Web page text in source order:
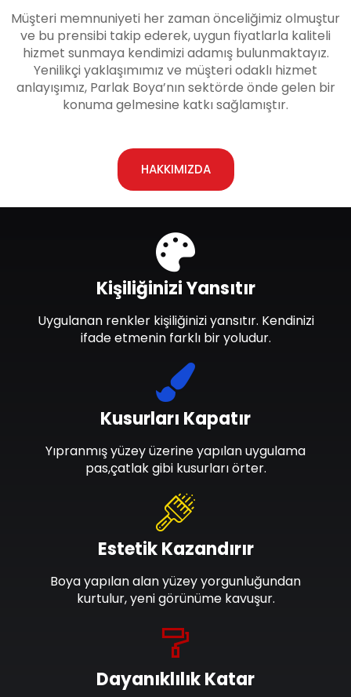
Müşteri memnuniyeti her zaman önceliğimiz olmuştur
ve bu prensibi takip ederek, uygun fiyatlarla kaliteli
hizmet sunmaya kendimizi adamış bulunmaktayız.
Yenilikçi yaklaşımımız ve müşteri odaklı hizmet
anlayışımız, Parlak Boya’nın sektörde önde gelen bir
konuma gelmesine katkı sağlamıştır.
HAKKIMIZDA
Dayanıklılık Katar
Estetik Kazandırır
Boya yapılan alan yüzey yorgunluğundan
kurtulur, yeni görünüme kavuşur.
Kusurları Kapatır
Yıpranmış yüzey üzerine yapılan uygulama
pas,çatlak gibi kusurları örter.
Kişiliğinizi Yansıtır
Uygulanan renkler kişiliğinizi yansıtır. Kendinizi
ifade etmenin farklı bir yoludur.